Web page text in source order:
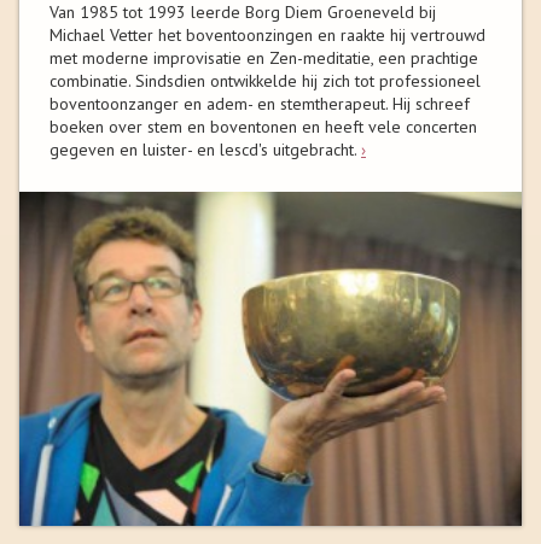
Van 1985 tot 1993 leerde Borg Diem Groeneveld bij
Michael Vetter het boventoonzingen en raakte hij vertrouwd
met moderne improvisatie en Zen-meditatie, een prachtige
combinatie. Sindsdien ontwikkelde hij zich tot professioneel
boventoonzanger en adem- en stemtherapeut. Hij schreef
boeken over stem en boventonen en heeft vele concerten
gegeven en luister- en lescd's uitgebracht. ›